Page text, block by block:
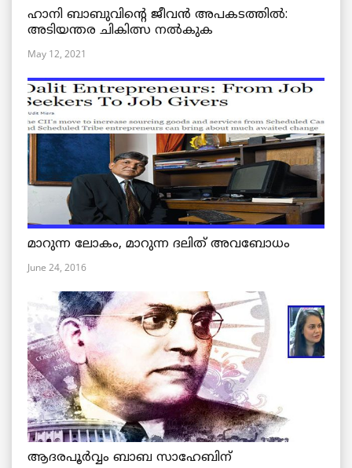
ഹാനി ബാബുവിന്റെ ജീവൻ അപകടത്തിൽ:
അടിയന്തര ചികിത്സ നൽകുക
May 12, 2021
മാറുന്ന ലോകം, മാറുന്ന ദലിത് അവബോധം
June 24, 2016
ആദരപൂര്‍വ്വം ബാബ സാഹേബിന്